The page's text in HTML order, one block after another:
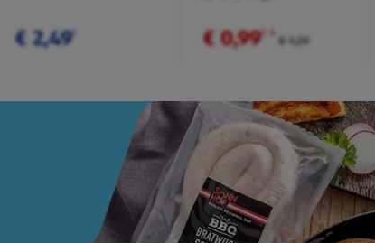
€ 2,49¹ € 0,99¹ ² € 1,29